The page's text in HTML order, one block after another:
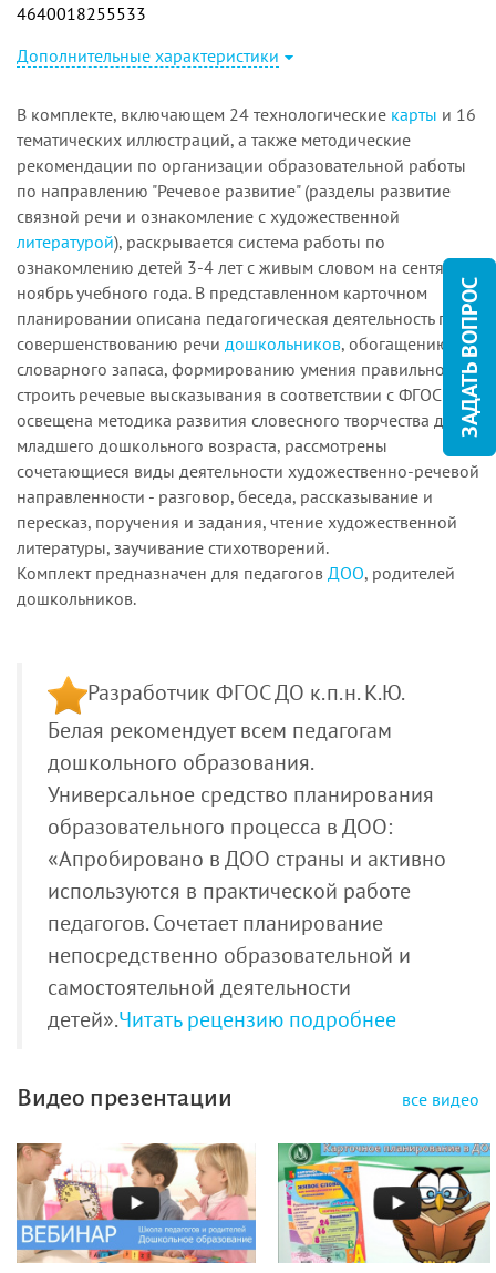
4640018255533
Дополнительные характеристики
В комплекте, включающем 24 технологические карты и 16
тематических иллюстраций, а также методические
рекомендации по организации образовательной работы
по направлению "Речевое развитие" (разделы развитие
связной речи и ознакомление с художественной
литературой), раскрывается система работы по
ознакомлению детей 3-4 лет с живым словом на сентябрь -
ноябрь учебного года. В представленном карточном
планировании описана педагогическая деятельность по
совершенствованию речи дошкольников, обогащению
словарного запаса, формированию умения правильно
строить речевые высказывания в соответствии с ФГОС ДО,
освещена методика развития словесного творчества детей
младшего дошкольного возраста, рассмотрены
сочетающиеся виды деятельности художественно-речевой
направленности - разговор, беседа, рассказывание и
пересказ, поручения и задания, чтение художественной
литературы, заучивание стихотворений.
Комплект предназначен для педагогов ДОО, родителей
дошкольников.
Разработчик ФГОС ДО к.п.н. К.Ю.
Белая рекомендует всем педагогам
дошкольного образования.
Универсальное средство планирования
образовательного процесса в ДОО:
«Апробировано в ДОО страны и активно
используются в практической работе
педагогов. Сочетает планирование
непосредственно образовательной и
самостоятельной деятельности
детей».Читать рецензию подробнее
Видео презентации все видео
ЗАДАТЬ ВОПРОС